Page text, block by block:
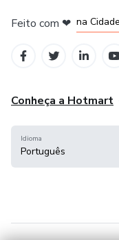
Feito com ❤ na
Conheça a Hotmart
Idioma
Português